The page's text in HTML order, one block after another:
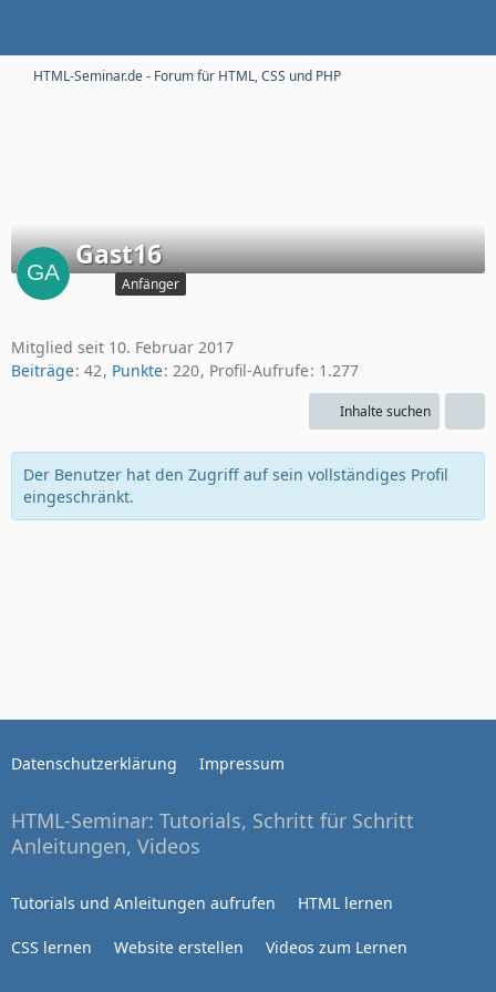
HTML-Seminar.de - Forum für HTML, CSS und PHP
Gast16
Anfänger
Mitglied seit 10. Februar 2017
Beiträge 42 Punkte 220 Profil-Aufrufe 1.277
Inhalte suchen
Der Benutzer hat den Zugriff auf sein vollständiges Profil
eingeschränkt.
Datenschutzerklärung Impressum
HTML-Seminar: Tutorials, Schritt für Schritt
Anleitungen, Videos
Tutorials und Anleitungen aufrufen HTML lernen
CSS lernen Website erstellen Videos zum Lernen